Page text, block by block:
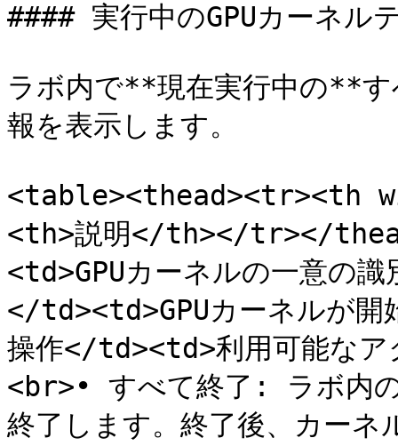
#### 実行中のGPUカーネル
ラボ内で**現在実行中の**
報を表示します。
<table><thead><tr><th
<th>説明</th></tr></
<td>GPUカーネルの一意
</td><td>GPUカーネルが
操作</td><td>利用可能な
<br>• すべて終了: ラボ内
終了します。終了後、カーネ